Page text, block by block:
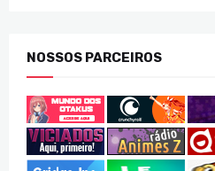
NOSSOS PARCEIROS